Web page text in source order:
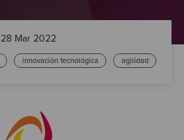
28 Mar 2022
innovación tecnológica agilidad